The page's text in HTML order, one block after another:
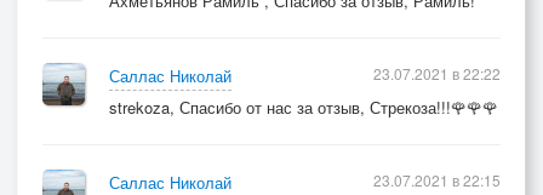
Саллас Николай
strekoza, Спасибо от нас за отзыв, Стрекоза!!!🌹🌹🌹
23.07.2021 в 22:22
Саллас Николай
23.07.2021 в 22:15